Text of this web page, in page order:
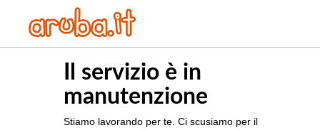
Il servizio è in
manutenzione
Stiamo lavorando per te. Ci scusiamo per il